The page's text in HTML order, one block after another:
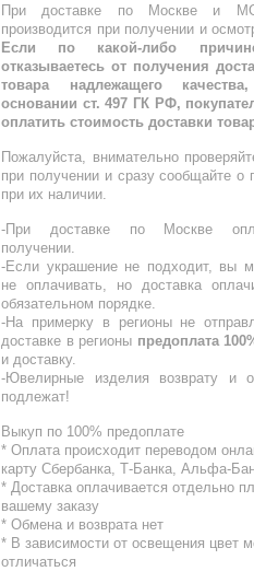
При доставке по Москве и
производится при получении и
Если по какой-либо
отказываетесь от получения
товара надлежащего
основании ст. 497 ГК РФ,
оплатить стоимость доставки
Пожалуйста, внимательно
при получении и сразу сообщайте о
при их наличии.
-При доставке по Москве
получении.
-Если украшение не подходит, вы
не оплачивать, но доставка
обязательном порядке.
-На примерку в регионы не
доставке в регионы предоплата
и доставку.
-Ювелирные изделия возврату и
подлежат!
Выкуп по 100% предоплате
* Оплата происходит переводом
карту Сбербанка, Т-Банка, Альфа-
* Доставка оплачивается отдельно
вашему заказу
* Обмена и возврата нет
* В зависимости от освещения цвет
отличаться